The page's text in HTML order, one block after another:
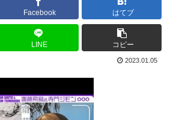
Facebook はてブ
LINE コピー
2023.01.05